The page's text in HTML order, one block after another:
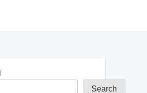
Search